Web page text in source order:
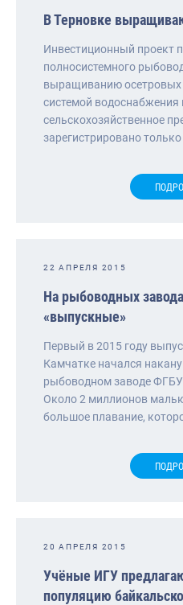
В Терновке
Инвестиционный проект
полносистемного
выращиванию осетровых
системой водоснабжения
сельскохозяйственное
зарегистрировано
22 АПРЕЛЯ 2015
На рыбоводных
«выпускные»
Первый в 2015 году
Камчатке начался
рыбоводном заводе
Около 2 миллионов
большое плавание,
20 АПРЕЛЯ 2015
Учёные ИГУ
популяцию